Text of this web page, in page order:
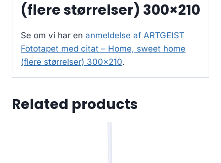
(flere størrelser) 300×210
Se om vi har en anmeldelse af ARTGEIST
Fototapet med citat – Home, sweet home
(flere størrelser) 300×210.
Related products